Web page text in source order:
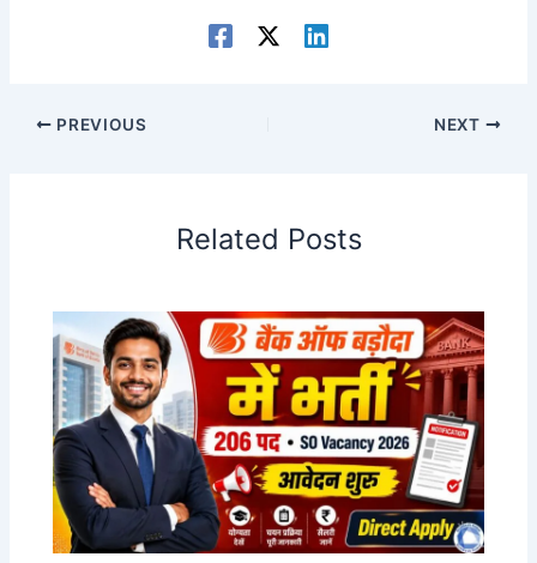
PREVIOUS NEXT
Related Posts